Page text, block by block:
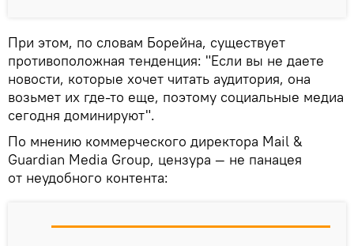
При этом, по словам Борейна, существует
противоположная тенденция: "Если вы не даете
новости, которые хочет читать аудитория, она
возьмет их где-то еще, поэтому социальные медиа
сегодня доминируют".
По мнению коммерческого директора Mail &
Guardian Media Group, цензура — не панацея
от неудобного контента: